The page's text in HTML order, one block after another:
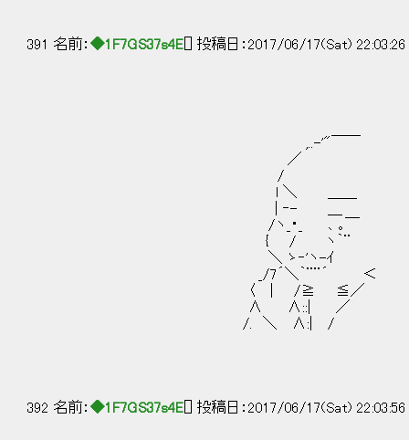
391 名前： ◆1F7GS37s4E [] 投稿日：2017/06/17(Sat)
,..-'"￣￣
／ ゆたか、聴こ
/
l ＼ ＿＿
| ‐-
/ヽ_・_ ､ ｡￣ 二二
{ / ヽ｀
＼ ゝ‐'ヽ-
_/7´＼｀¨¨´ ＜ ／
〈 | /≧
∧ ∧::| ／ それじゃ、接続する
/. ＼ ∧:| /
392 名前： ◆1F7GS37s4E [] 投稿日：2017/06/17(Sat)